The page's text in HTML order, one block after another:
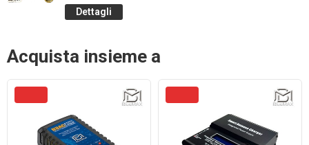
Dettagli
Acquista insieme a